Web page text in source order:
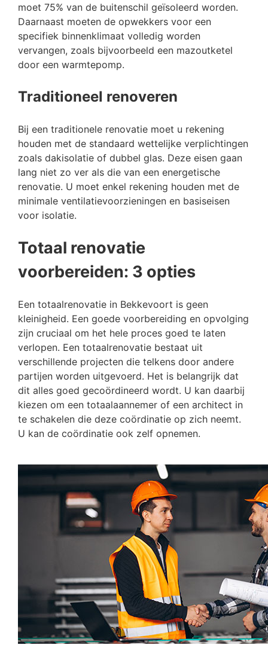
moet 75% van de buitenschil geïsoleerd worden.
Daarnaast moeten de opwekkers voor een
specifiek binnenklimaat volledig worden
vervangen, zoals bijvoorbeeld een mazoutketel
door een warmtepomp.
Traditioneel renoveren
Bij een traditionele renovatie moet u rekening
houden met de standaard wettelijke verplichtingen
zoals dakisolatie of dubbel glas. Deze eisen gaan
lang niet zo ver als die van een energetische
renovatie. U moet enkel rekening houden met de
minimale ventilatievoorzieningen en basiseisen
voor isolatie.
Totaal renovatie
voorbereiden: 3 opties
Een totaalrenovatie in Bekkevoort is geen
kleinigheid. Een goede voorbereiding en opvolging
zijn cruciaal om het hele proces goed te laten
verlopen. Een totaalrenovatie bestaat uit
verschillende projecten die telkens door andere
partijen worden uitgevoerd. Het is belangrijk dat
dit alles goed gecoördineerd wordt. U kan daarbij
kiezen om een totaalaannemer of een architect in
te schakelen die deze coördinatie op zich neemt.
U kan de coördinatie ook zelf opnemen.